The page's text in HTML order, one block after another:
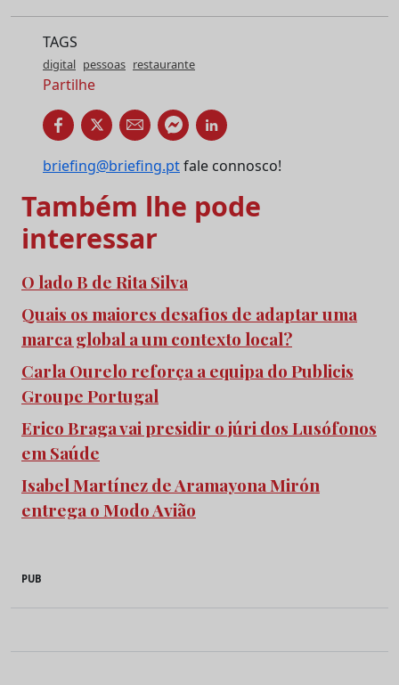
TAGS
digital pessoas restaurante
Partilhe
briefing@briefing.ptfale connosco!
Também lhe pode
interessar
O lado B de Rita Silva
Quais os maiores desafios de adaptar uma
marca global a um contexto local?
Carla Ourelo reforça a equipa do Publicis
Groupe Portugal
Erico Braga vai presidir o júri dos Lusófonos
em Saúde
Isabel Martínez de Aramayona Mirón
entrega o Modo Avião
PUB